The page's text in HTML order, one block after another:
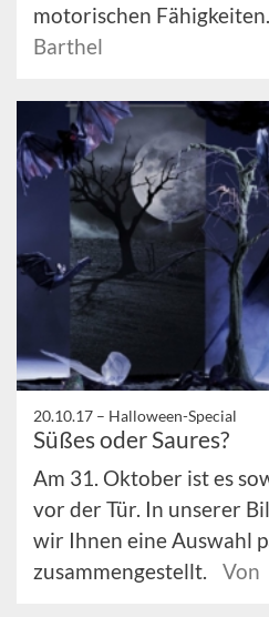
motorischen Fähigkeiten.
Barthel
20.10.17 – Halloween-Special
Süßes oder Saures?
Am 31. Oktober ist es
vor der Tür. In unserer
wir Ihnen eine Auswahl
zusammengestellt.
Von